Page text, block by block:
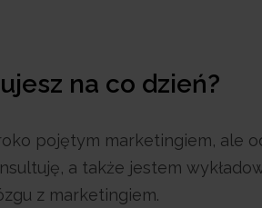
na co dzień?
pojętym marketingiem, ale
a także jestem
z marketingiem.